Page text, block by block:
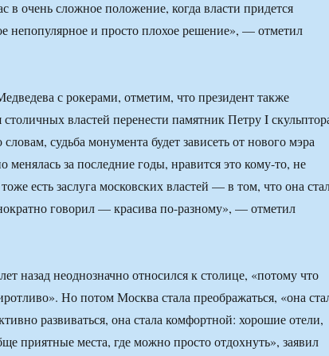
в очень сложное положение, когда власти придется
непопулярное и просто плохое решение», — отметил
с рокерами, отметим, что президент также
властей перенести памятник Петру I
судьба монумента будет зависеть от нового мэра
за последние годы, нравится это кому-то, не
есть заслуга московских властей — в том, что она
говорил — красива по-разному», — отметил
назад неоднозначно относился к столице, «потому что
Но потом Москва стала преображаться, «она
развиваться, она стала комфортной: хорошие отели,
приятные места, где можно просто отдохнуть», заявил